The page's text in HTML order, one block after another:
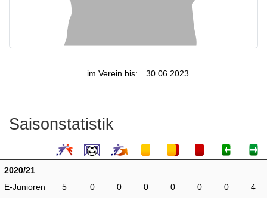
im Verein bis: 30.06.2023
Saisonstatistik
2020/21
E-Junioren
5 0 0 0 0 0 0 4